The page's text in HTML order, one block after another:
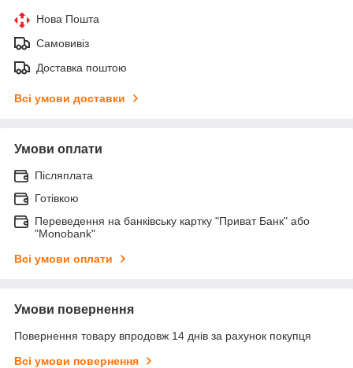
Нова Пошта
Самовивіз
Доставка поштою
Всі умови доставки
Умови оплати
Післяплата
Готівкою
Переведення на банківську картку "Приват Банк" або
"Monobank"
Всі умови оплати
Умови повернення
Повернення товару впродовж 14 днів за рахунок покупця
Всі умови повернення